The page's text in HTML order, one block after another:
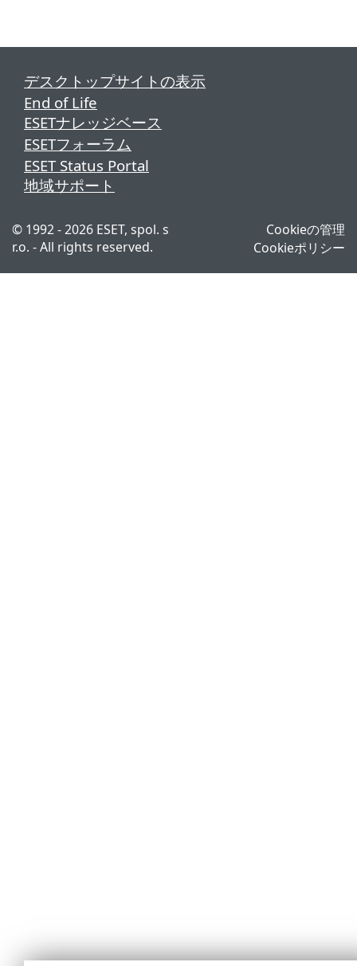
デスクトップサイトの表示
End of Life
ESETナレッジベース
ESETフォーラム
ESET Status Portal
地域サポート
© 1992 - 2026 ESET, spol. s
r.o. - All rights reserved.
Cookieの管理
Cookieポリシー